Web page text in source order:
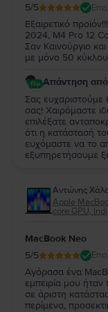
5/5
Εξαιρετικό
2024, M4 Pro 12
Σαν Καινούργιο
με μόνο 50
Απάντηση
Σας ευχαριστούμε
σας! Χαιρόμαστε
επιλέξατε
ότι η κατάστασή
ευχόμαστε να το
εξυπηρετήσουμε
Αντώνης
Apple
core GPU,
MacBook Neo
5/5
Αγόρασα ένα
εμπειρία μου ήταν
σε άριστη
περίμενα,